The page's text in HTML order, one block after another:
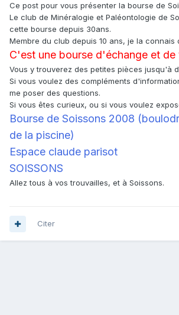
Ce post pour vous présenter la bourse de
Le club de Minéralogie et Paléontologie de
cette bourse depuis 30ans.
Membre du club depuis 10 ans, je la connais
C'est une bourse d'échange et de
Vous y trouverez des petites pièces jusqu'à
Si vous voulez des compléments
me poser des questions.
Si vous êtes curieux, ou si vous voulez
Bourse de Soissons 2008
de la piscine)
Espace claude parisot
SOISSONS
Allez tous à vos trouvailles, et à Soissons.
Citer